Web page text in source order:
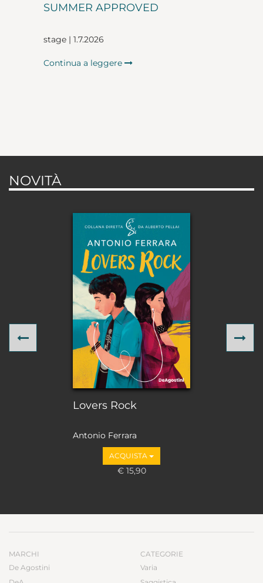
SUMMER APPROVED
stage | 1.7.2026
Continua a leggere
NOVITÀ
Lovers Rock
Antonio Ferrara
ACQUISTA
€ 15,90
Previous
MARCHI
De Agostini
CATEGORIE
Varia